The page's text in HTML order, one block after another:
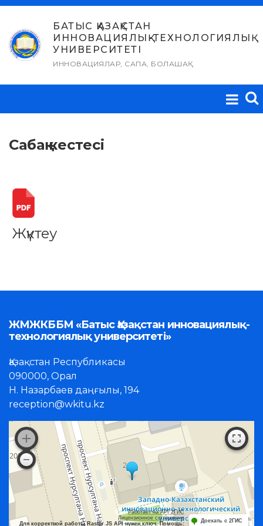
Skip
content
БАТЫС ҚАЗАҚСТАН
ИННОВАЦИЯЛЫҚ-ТЕХНОЛОГИЯЛЫҚ
УНИВЕРСИТЕТІ
ИННОВАЦИЯЛАР, САПА, БОЛАШАҚ
Сабақ кестесі
Жүктеу
ЖМЖКББМ «Батыс Қазақстан инновациялық-
технологиялық университеті»
Қазақстан Республикасы
090000, Орал
Н. Назарбаев даңғылы, 194
reception@wkitu.kz
Работает на API 2ГИС
Лицензионное соглашение
Для корректной работы Raster JS API нужен ключ. Помощь:
Доехать с 2ГИС